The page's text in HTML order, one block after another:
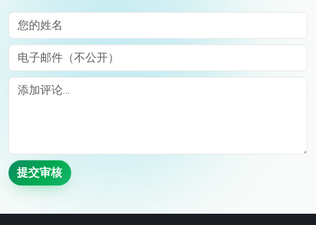
您的姓名
电子邮件（不公开）
Comment
提交审核